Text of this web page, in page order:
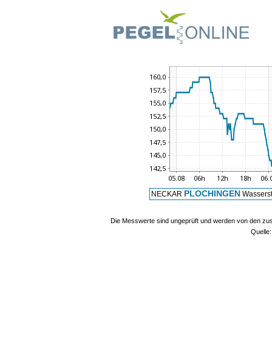
NECKAR PLOCHINGEN
Die Messwerte sind ungeprüft und werden von den